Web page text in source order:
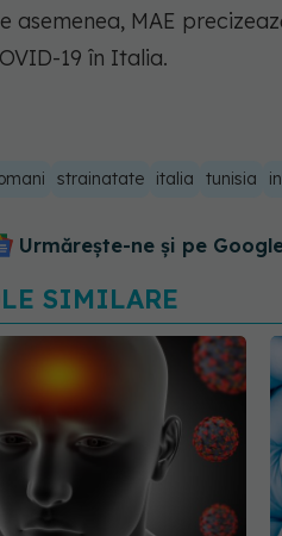
asemenea, MAE
19 în Italia.
strainatate italia tunisia
Urmărește-ne și pe
SIMILARE